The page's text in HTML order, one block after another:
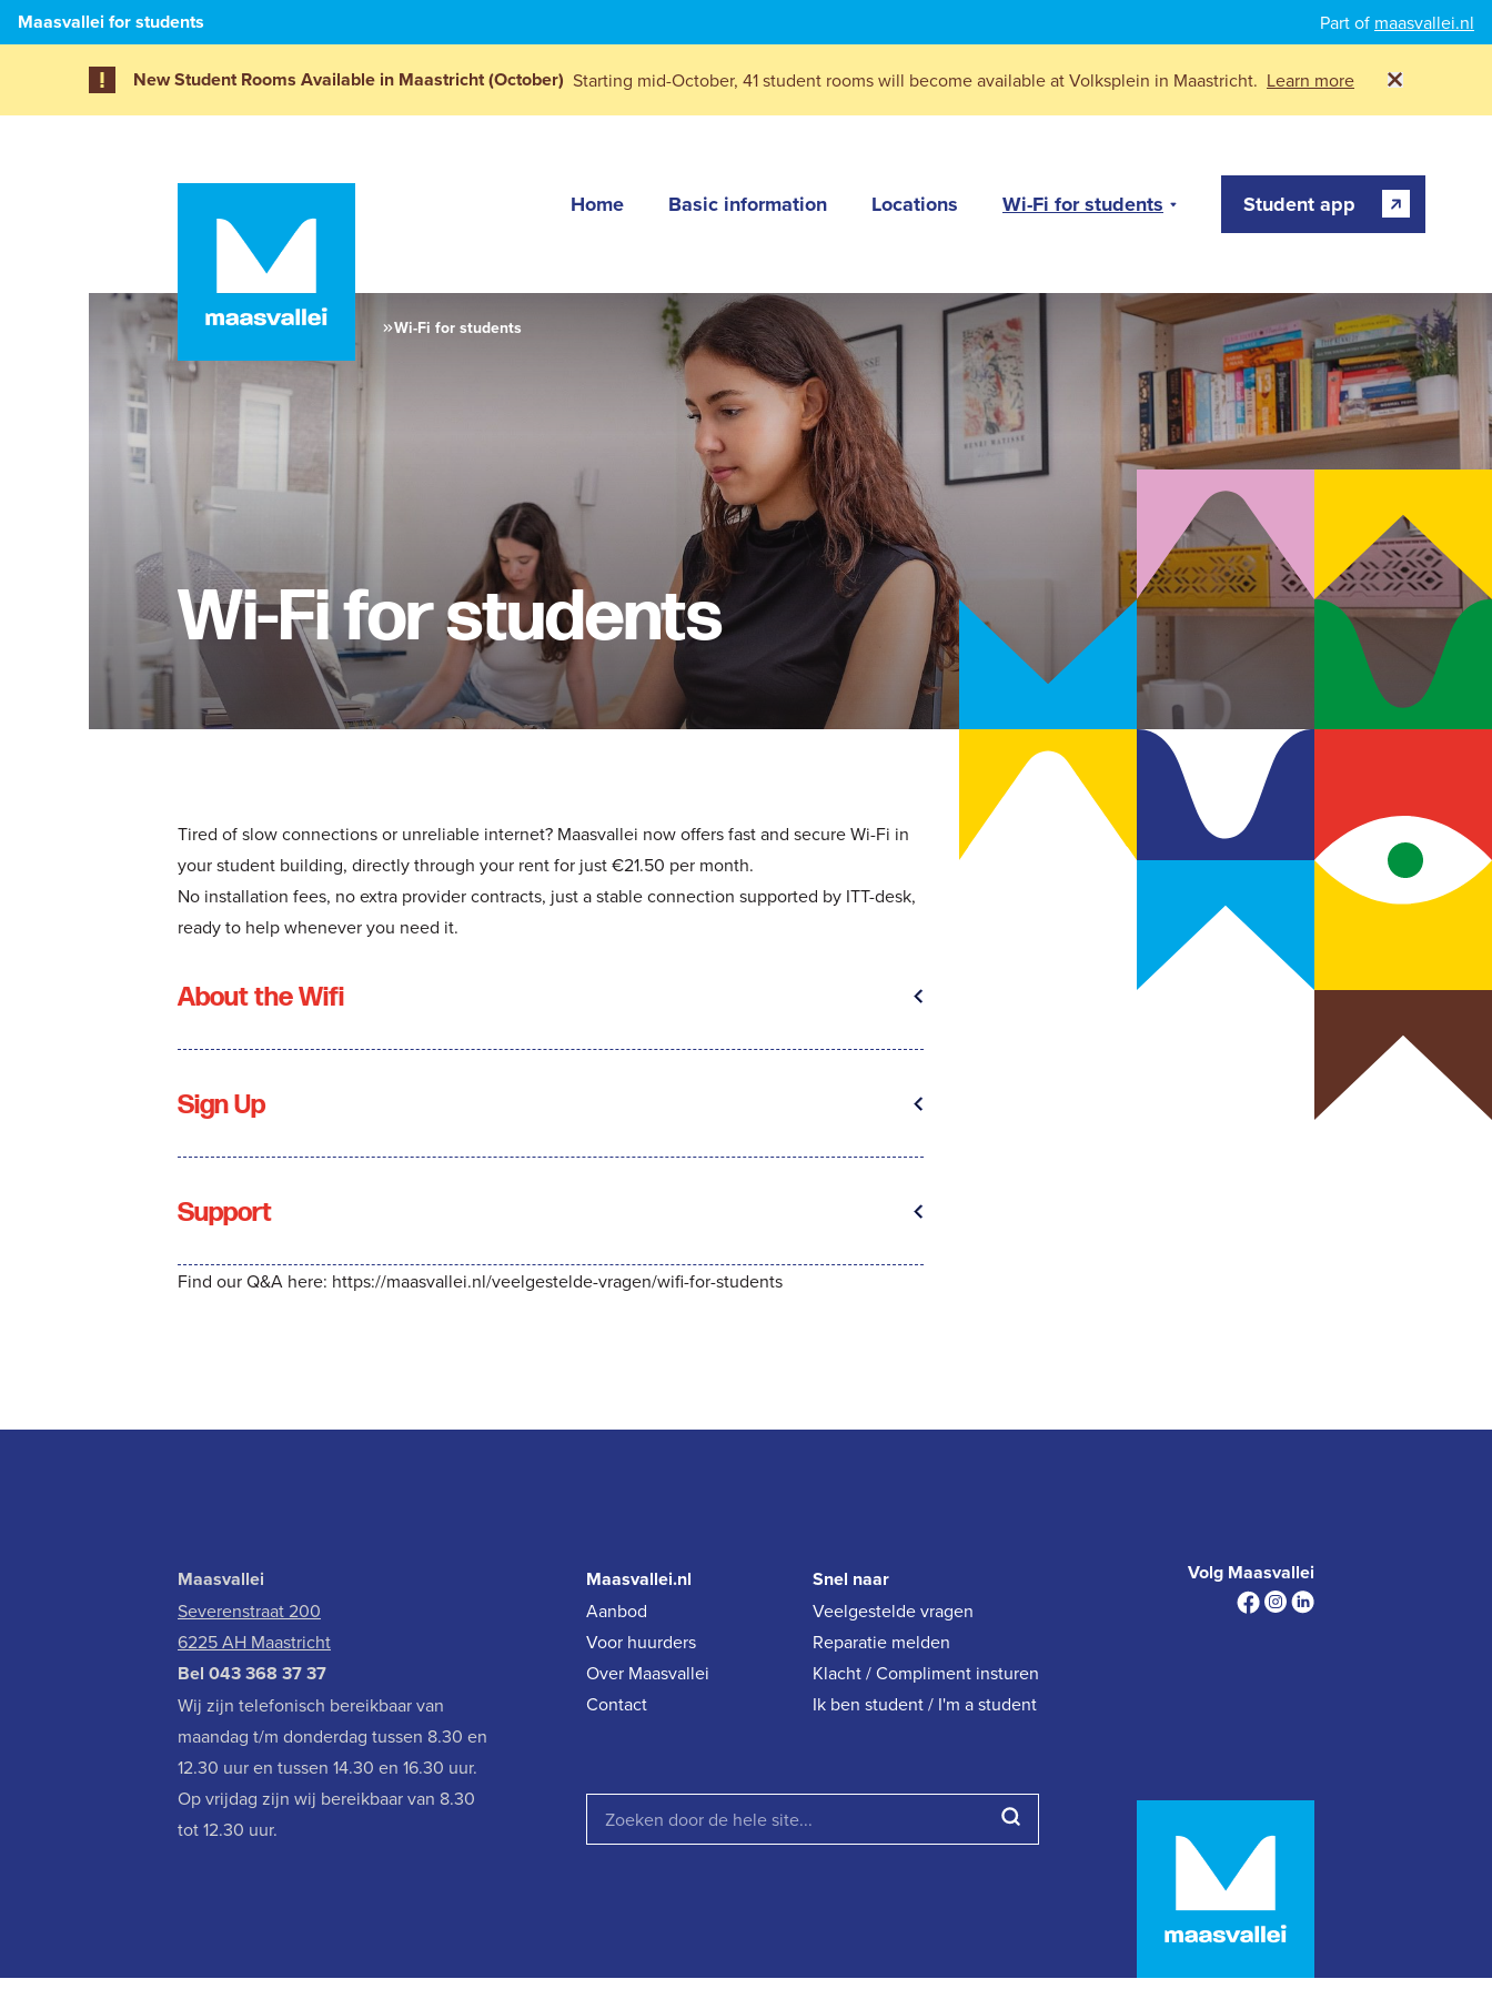
Maasvallei for students Part of maasvallei.nl
New Student Rooms Available in Maastricht (October) Starting mid-October, 41 student rooms will become available at Volksplein in Maastricht. Learn more
Home Basic information Locations Wi-Fi for students Student app
Wi-Fi for students
Wi-Fi for students
Tired of slow connections or unreliable internet? Maasvallei now offers fast and secure Wi-Fi in
your student building, directly through your rent for just €21.50 per month.
No installation fees, no extra provider contracts, just a stable connection supported by ITT-desk,
ready to help whenever you need it.
About the Wifi
Sign Up
Support
Find our Q&A here: https://maasvallei.nl/veelgestelde-vragen/wifi-for-students
Maasvallei
Severenstraat 200
6225 AH Maastricht
Bel 043 368 37 37
Wij zijn telefonisch bereikbaar van
maandag t/m donderdag tussen 8.30 en
12.30 uur en tussen 14.30 en 16.30 uur.
Op vrijdag zijn wij bereikbaar van 8.30
tot 12.30 uur.
Maasvallei.nl
Aanbod
Voor huurders
Over Maasvallei
Contact
Snel naar
Veelgestelde vragen
Reparatie melden
Klacht / Compliment insturen
Ik ben student / I'm a student
Volg Maasvallei